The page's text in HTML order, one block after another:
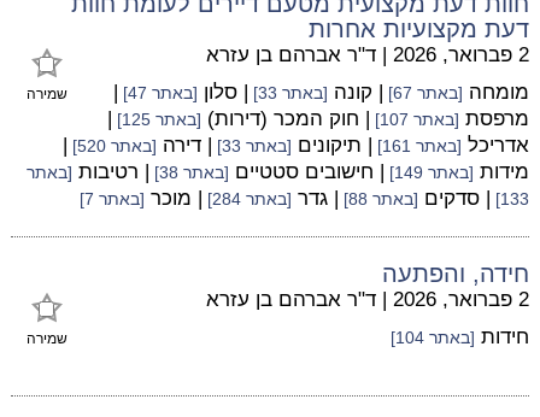
דעת מקצועיות אחרות
שמירה
2 פברואר, 2026 | ד"ר אברהם בן עזרא
מומחה [באתר 67] | קונה [באתר 33] | סלון [באתר 47]
|
מרפסת [באתר 107] | חוק המכר (דירות) [באתר 125]
|
אדריכל [באתר 161] | תיקונים [באתר 33] | דירה [באתר 520]
|
מידות [באתר 149] | חישובים סטטיים [באתר 38] | רטיבות [באתר
133]
| סדקים [באתר 88] | גדר [באתר 284] | מוכר [באתר 7]
חידה, והפתעה
שמירה
2 פברואר, 2026 | ד"ר אברהם בן עזרא
חידות [באתר 104]